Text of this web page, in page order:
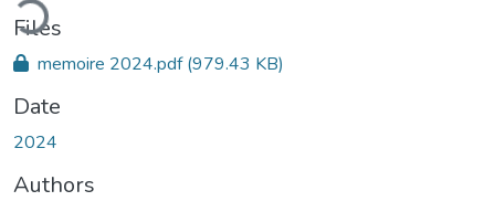
Files
memoire 2024.pdf(979.43 KB)
Date
2024
Authors